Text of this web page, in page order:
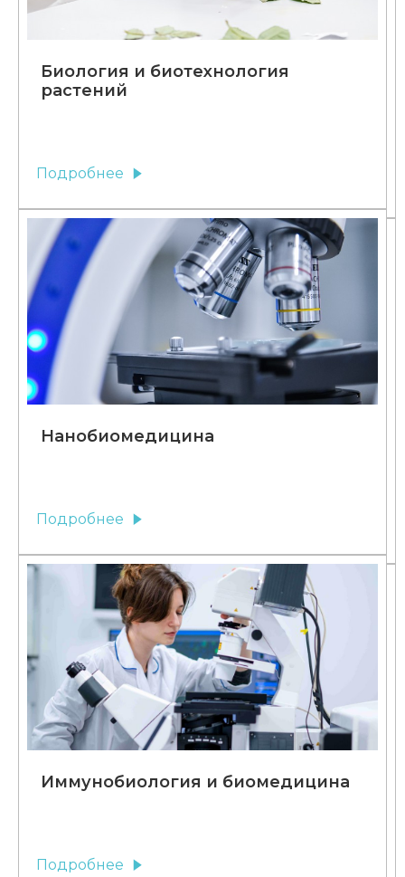
Биология и биотехнология
растений
Подробнее
Нанобиомедицина
Подробнее
Иммунобиология и биомедицина
Подробнее